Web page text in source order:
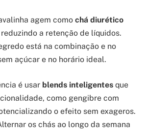
agem como chá diurético
reduzindo a retenção de líquidos.
está na combinação e no
açúcar e no horário ideal.
é usar blends inteligentes que
como gengibre com
o efeito sem exageros.
os chás ao longo da semana